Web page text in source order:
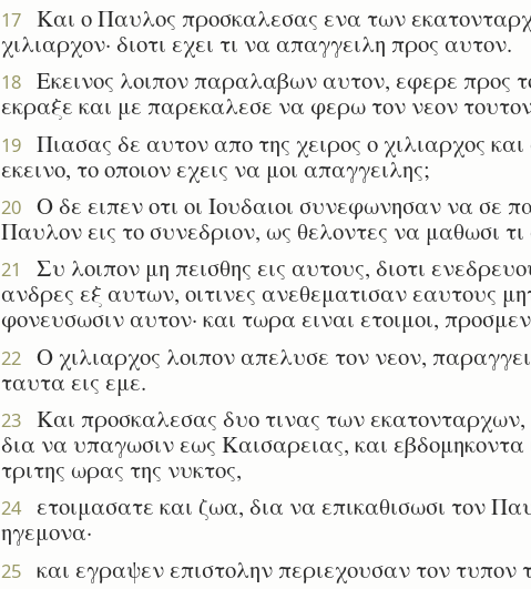
17
Και ο Παυλος προσκαλεσας ενα των
χιλιαρχον· διοτι εχει τι να απαγγειλη προς αυτον.
18
Εκεινος λοιπον παραλαβων αυτον, εφερε προς
εκραξε και με παρεκαλεσε να φερω τον νεον τουτον
19
Πιασας δε αυτον απο της χειρος ο χιλιαρχος
εκεινο, το οποιον εχεις να μοι απαγγειλης;
20
Ο δε ειπεν οτι οι Ιουδαιοι συνεφωνησαν να σε
Παυλον εις το συνεδριον, ως θελοντες να μαθωσι
21
Συ λοιπον μη πεισθης εις αυτους, διοτι
ανδρες εξ αυτων, οιτινες ανεθεματισαν εαυτους
φονευσωσιν αυτον· και τωρα ειναι ετοιμοι,
22
Ο χιλιαρχος λοιπον απελυσε τον νεον,
ταυτα εις εμε.
23
Και προσκαλεσας δυο τινας των εκατονταρχων,
δια να υπαγωσιν εως Καισαρειας, και εβδομηκοντα
τριτης ωρας της νυκτος,
24
ετοιμασατε και ζωα, δια να επικαθισωσι τον
ηγεμονα·
25 και εγραψεν επιστολην περιεχουσαν τον τυπον